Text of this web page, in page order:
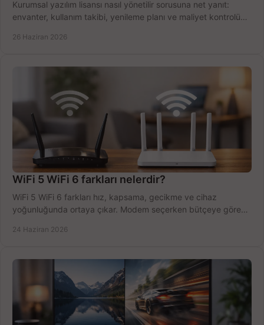
Kurumsal yazılım lisansı nasıl yönetilir sorusuna net yanıt:
envanter, kullanım takibi, yenileme planı ve maliyet kontrolü
26 Haziran 2026
WiFi 5 WiFi 6 farkları nelerdir?
WiFi 5 WiFi 6 farkları hız, kapsama, gecikme ve cihaz
yoğunluğunda ortaya çıkar. Modem seçerken bütçeye göre
24 Haziran 2026